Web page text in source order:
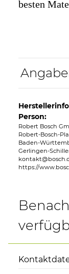
besten
Person:
Robert Bosch
Robert-Bosch-
Baden-
Gerlingen-
https://